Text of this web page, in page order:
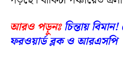
আরও পড়ুনঃ চিন্তায়
ফরওয়ার্ড ব্লক ও আরএসপি